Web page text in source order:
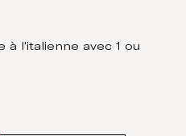
à l'italienne avec 1 ou